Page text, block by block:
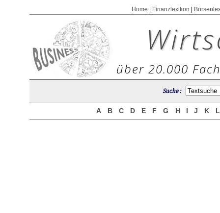
Home Finanzlexikon
über 20.000
Suche :
A B C D E F G H I J K